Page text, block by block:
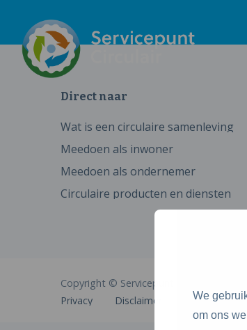
We
om ons
Direct naar
Wat is een circulaire samenleving
Meedoen als inwoner
Meedoen als ondernemer
Circulaire producten en diensten
Copyright © Servicepunt Circulair
Privacy
Disclaimer Cookies